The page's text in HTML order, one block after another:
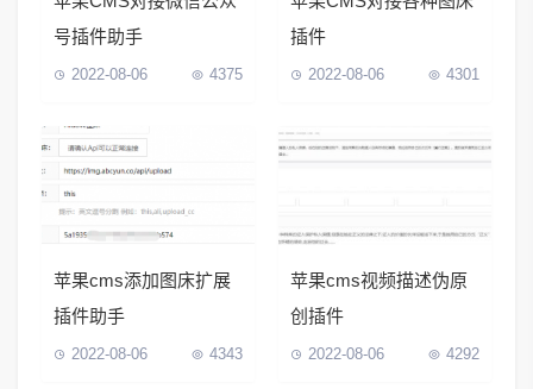
号插件助手
2022-08-06 4375
插件
2022-08-06 4301
苹果cms添加图床扩展
插件助手
2022-08-06 4343
苹果cms视频描述伪原
创插件
2022-08-06 4292